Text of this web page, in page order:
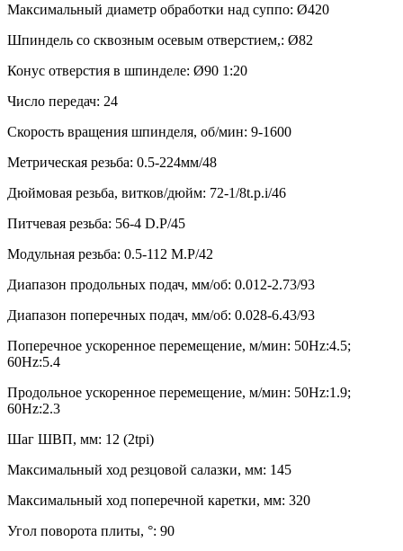
Максимальный диаметр обработки над суппо: Ø420
Шпиндель со сквозным осевым отверстием,: Ø82
Конус отверстия в шпинделе: Ø90 1:20
Число передач: 24
Скорость вращения шпинделя, об/мин: 9-1600
Метрическая резьба: 0.5-224мм/48
Дюймовая резьба, витков/дюйм: 72-1/8t.p.i/46
Питчевая резьба: 56-4 D.P/45
Модульная резьба: 0.5-112 M.P/42
Диапазон продольных подач, мм/об: 0.012-2.73/93
Диапазон поперечных подач, мм/об: 0.028-6.43/93
Поперечное ускоренное перемещение, м/мин: 50Hz:4.5;
60Hz:5.4
Продольное ускоренное перемещение, м/мин: 50Hz:1.9;
60Hz:2.3
Шаг ШВП, мм: 12 (2tpi)
Максимальный ход резцовой салазки, мм: 145
Максимальный ход поперечной каретки, мм: 320
Угол поворота плиты, °: 90